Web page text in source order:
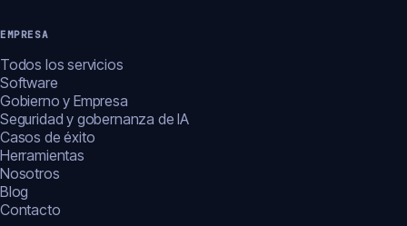
EMPRESA
Todos los servicios
Software
Gobierno y Empresa
Seguridad y gobernanza de IA
Casos de éxito
Herramientas
Nosotros
Blog
Contacto